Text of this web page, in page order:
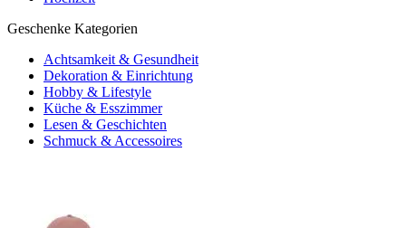
Geschenke Kategorien
Achtsamkeit & Gesundheit
Dekoration & Einrichtung
Hobby & Lifestyle
Küche & Esszimmer
Lesen & Geschichten
Schmuck & Accessoires